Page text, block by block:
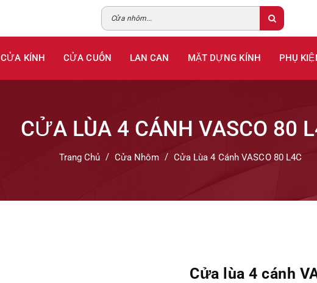
CỬA KÍNH CỬA CUỐN LAN CAN MẶT DỰNG KÍNH PHỤ
CỬA LÙA 4 CÁNH VASCO 80
Trang Chủ Cửa Nhôm Cửa Lùa 4 Cánh VASCO 80 L4C
Cửa lùa 4 cánh